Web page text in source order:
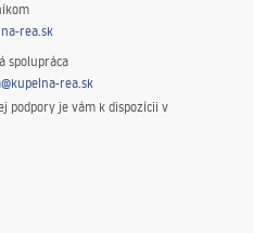
rea.sk
spolupráca
rea.sk
podpory je vám k dispozícii v